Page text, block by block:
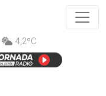
4,2ºC